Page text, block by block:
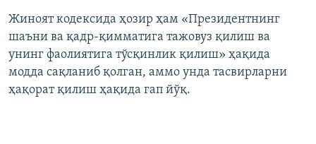
Жиноят кодексида ҳозир ҳам «Президентнинг
шаъни ва қадр-қимматига тажовуз қилиш ва
унинг фаолиятига тўсқинлик қилиш» ҳақида
модда сақланиб қолган, аммо унда тасвирларни
ҳақорат қилиш ҳақида гап йўқ.